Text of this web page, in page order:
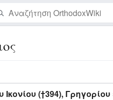
(†394),